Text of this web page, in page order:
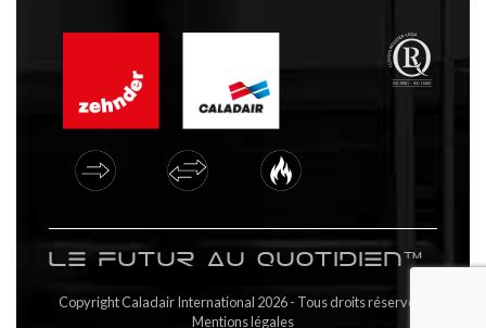
Le futur au quotidien™
Copyright Caladair International 2026 - Tous droits réservés |
Mentions légales